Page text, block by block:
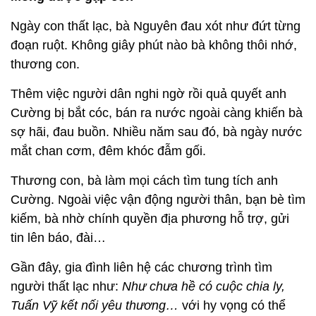
Ngày con thất lạc, bà Nguyên đau xót như đứt từng
đoạn ruột. Không giây phút nào bà không thôi nhớ,
thương con.
Thêm việc người dân nghi ngờ rồi quả quyết anh
Cường bị bắt cóc, bán ra nước ngoài càng khiến bà
sợ hãi, đau buồn. Nhiều năm sau đó, bà ngày nước
mắt chan cơm, đêm khóc đẫm gối.
Thương con, bà làm mọi cách tìm tung tích anh
Cường. Ngoài việc vận động người thân, bạn bè tìm
kiếm, bà nhờ chính quyền địa phương hỗ trợ, gửi
tin lên báo, đài…
Gần đây, gia đình liên hệ các chương trình tìm
người thất lạc như: Như chưa hề có cuộc chia ly,
Tuấn Vỹ kết nối yêu thương… với hy vọng có thể